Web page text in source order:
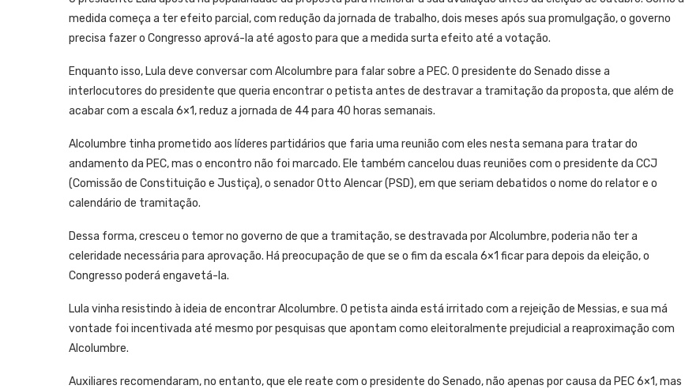
medida começa a ter efeito parcial, com redução da jornada de trabalho, dois meses após sua promulgação, o governo
precisa fazer o Congresso aprová-la até agosto para que a medida surta efeito até a votação.
Enquanto isso, Lula deve conversar com Alcolumbre para falar sobre a PEC. O presidente do Senado disse a
interlocutores do presidente que queria encontrar o petista antes de destravar a tramitação da proposta, que além de
acabar com a escala 6×1, reduz a jornada de 44 para 40 horas semanais.
Alcolumbre tinha prometido aos líderes partidários que faria uma reunião com eles nesta semana para tratar do
andamento da PEC, mas o encontro não foi marcado. Ele também cancelou duas reuniões com o presidente da CCJ
(Comissão de Constituição e Justiça), o senador Otto Alencar (PSD), em que seriam debatidos o nome do relator e o
calendário de tramitação.
Dessa forma, cresceu o temor no governo de que a tramitação, se destravada por Alcolumbre, poderia não ter a
celeridade necessária para aprovação. Há preocupação de que se o fim da escala 6×1 ficar para depois da eleição, o
Congresso poderá engavetá-la.
Lula vinha resistindo à ideia de encontrar Alcolumbre. O petista ainda está irritado com a rejeição de Messias, e sua má
vontade foi incentivada até mesmo por pesquisas que apontam como eleitoralmente prejudicial a reaproximação com
Alcolumbre.
Auxiliares recomendaram, no entanto, que ele reate com o presidente do Senado, não apenas por causa da PEC 6×1, mas